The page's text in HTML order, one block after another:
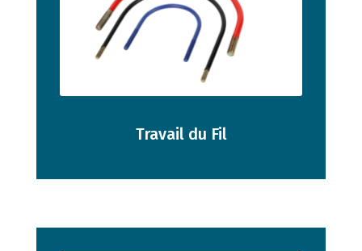
Travail du Fil